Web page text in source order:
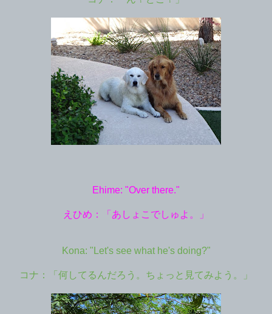
Ehime: "Over there."
えひめ：「あしょこでしゅよ。」
Kona: "Let's see what he's doing?"
コナ：「何してるんだろう。ちょっと見てみよう。」